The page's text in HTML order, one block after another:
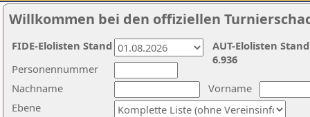
Willkommen bei den offiziellen
Nachname
Vorname
Ebene
Personennummer
AUT-Elolisten
6.936
FIDE-Elolisten Stand